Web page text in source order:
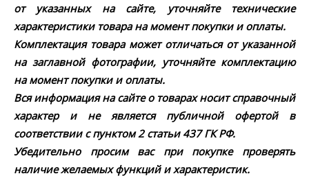
от указанных на сайте, уточняйте технические
характеристики товара на момент покупки и оплаты.
Комплектация товара может отличаться от указанной
на заглавной фотографии, уточняйте комплектацию
на момент покупки и оплаты.
Вся информация на сайте о товарах носит справочный
характер и не является публичной офертой в
соответствии с пунктом 2 статьи 437 ГК РФ.
Убедительно просим вас при покупке проверять
наличие желаемых функций и характеристик.